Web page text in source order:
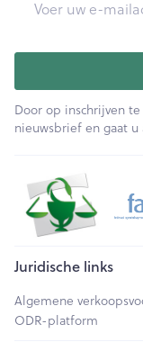
Door op inschrijven
nieuwsbrief en gaat
Juridische links
Algemene
ODR-platform